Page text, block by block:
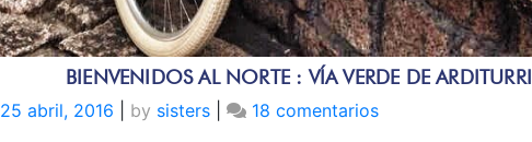
BIENVENIDOS AL NORTE : VÍA VERDE DE ARDITURRI
25 abril, 2016 by sisters 18 comentariosen